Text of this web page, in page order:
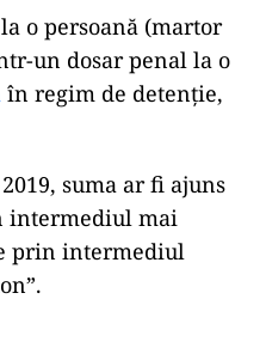
o persoană (martor
un dosar penal la o
în regim de detenție,
suma ar fi ajuns
intermediul mai
prin intermediul